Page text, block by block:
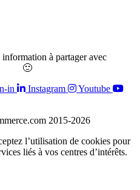
à partager avec
🙂
in Instagram
Youtube
2015-2026
l’utilisation de cookies pour
liés à vos centres d’intérêts.